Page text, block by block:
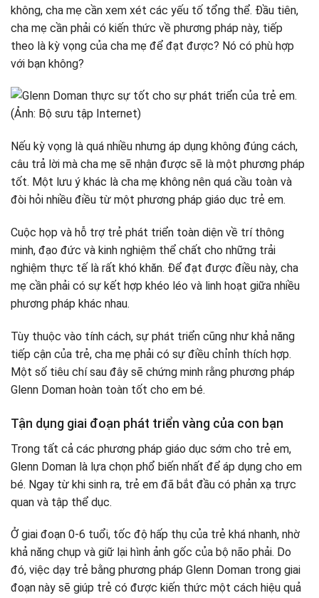
không, cha mẹ cần xem xét các yếu tố tổng thể. Đầu tiên,
cha mẹ cần phải có kiến ​​thức về phương pháp này, tiếp
theo là kỳ vọng của cha mẹ để đạt được? Nó có phù hợp
với bạn không?
Nếu kỳ vọng là quá nhiều nhưng áp dụng không đúng cách,
câu trả lời mà cha mẹ sẽ nhận được sẽ là một phương pháp
tốt. Một lưu ý khác là cha mẹ không nên quá cầu toàn và
đòi hỏi nhiều điều từ một phương pháp giáo dục trẻ em.
Cuộc họp và hỗ trợ trẻ phát triển toàn diện về trí thông
minh, đạo đức và kinh nghiệm thể chất cho những trải
nghiệm thực tế là rất khó khăn. Để đạt được điều này, cha
mẹ cần phải có sự kết hợp khéo léo và linh hoạt giữa nhiều
phương pháp khác nhau.
Tùy thuộc vào tính cách, sự phát triển cũng như khả năng
tiếp cận của trẻ, cha mẹ phải có sự điều chỉnh thích hợp.
Một số tiêu chí sau đây sẽ chứng minh rằng phương pháp
Glenn Doman hoàn toàn tốt cho em bé.
Tận dụng giai đoạn phát triển vàng của con bạn
Trong tất cả các phương pháp giáo dục sớm cho trẻ em,
Glenn Doman là lựa chọn phổ biến nhất để áp dụng cho em
bé. Ngay từ khi sinh ra, trẻ em đã bắt đầu có phản xạ trực
quan và tập thể dục.
Ở giai đoạn 0-6 tuổi, tốc độ hấp thụ của trẻ khá nhanh, nhờ
khả năng chụp và giữ lại hình ảnh gốc của bộ não phải. Do
đó, việc dạy trẻ bằng phương pháp Glenn Doman trong giai
đoạn này sẽ giúp trẻ có được kiến ​​thức một cách hiệu quả